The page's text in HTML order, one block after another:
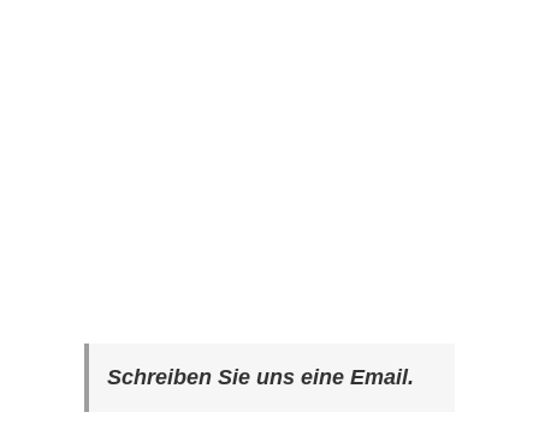
Schreiben Sie uns eine Email.